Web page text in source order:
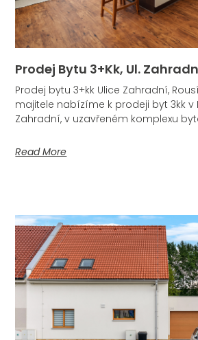
Prodej Bytu 3+kk, Ul.
Prodej bytu 3+kk Ulice Zahradní,
majitele nabízíme k prodeji byt 3kk v
Zahradní, v uzavřeném komplexu
Read More